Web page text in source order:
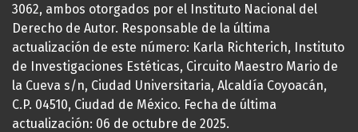
3062, ambos otorgados por el Instituto Nacional del
Derecho de Autor. Responsable de la última
actualización de este número: Karla Richterich, Instituto
de Investigaciones Estéticas, Circuito Maestro Mario de
la Cueva s/n, Ciudad Universitaria, Alcaldía Coyoacán,
C.P. 04510, Ciudad de México. Fecha de última
actualización: 06 de octubre de 2025.